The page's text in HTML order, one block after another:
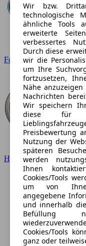
Ford
Hyundai
Wir bzw.
technologische
ähnliche Tools
erweiterte
verbessertes
Durch diese
wir die
um Ihre
fortzusetzen,
Nähe
Nachrichten
Wir speichern
diese für
Preisbewertung
Nutzung der
späteren
werden
Ihnen
Cookies/Tools
um von
angegebene
und innerhalb
Befüllung
Cookies/Tools
ganz oder